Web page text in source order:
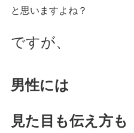
と思いますよね？
ですが、
男性には
見た目も伝え方も